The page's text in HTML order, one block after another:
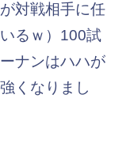
対戦相手に任
るｗ）100試
ナンはハハが
くなりまし